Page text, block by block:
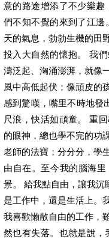
意的路途增添了不少樂
們不知不覺的來到了江邊
天的氣息，勃勃生機的田
投入大自然的懷抱。 我
濤泛起、洶涌澎湃，就像
風中高低起伏；像頑皮的
感到驚嘆，嘴里不時地發
尺浪，快活如頑童。 重
的眼神，總也學不完的功
老師的法寶；分分分，學
由自在。至今我的腦海
景。 給我點自由，讓我沉
是工作中，還是生活上。
我喜歡懶散自由的工作，
然也有失落。也就是說，